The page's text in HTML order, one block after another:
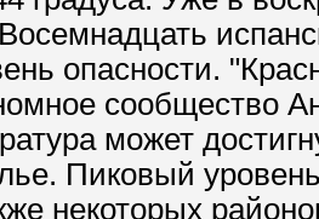
опасности.
сообщество
может
Пиковый
некоторых